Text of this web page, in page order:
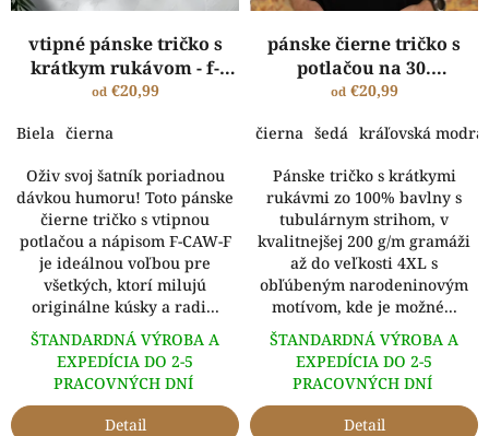
vtipné pánske tričko s
krátkym rukávom - f-
caw-f
od€20,99
Biela čierna
Oživ svoj šatník poriadnou
dávkou humoru! Toto pánske
čierne tričko s vtipnou
potlačou a nápisom F-CAW-F
je ideálnou voľbou pre
všetkých, ktorí milujú
originálne kúsky a radi...
ŠTANDARDNÁ VÝROBA A
EXPEDÍCIA DO 2-5
PRACOVNÝCH DNÍ
Detail
pánske čierne tričko s
potlačou na 30.
narodeniny - kríza
od€20,99
čierna šedá kráľovská modrá
Pánske tričko s krátkymi
rukávmi zo 100% bavlny s
tubulárnym strihom, v
kvalitnejšej 200 g/m gramáži
až do veľkosti 4XL s
obľúbeným narodeninovým
motívom, kde je možné...
ŠTANDARDNÁ VÝROBA A
EXPEDÍCIA DO 2-5
PRACOVNÝCH DNÍ
Detail